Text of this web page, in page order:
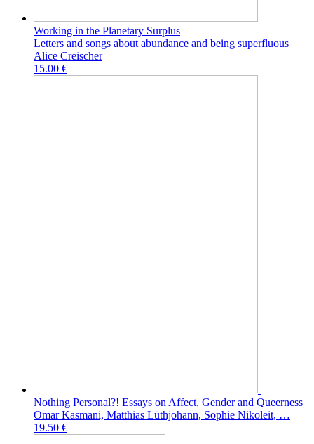
Working in the Planetary Surplus
Letters and songs about abundance and being superfluous
Alice Creischer
15.00 €
Nothing Personal?! Essays on Affect, Gender and Queerness
Omar Kasmani, Matthias Lüthjohann, Sophie Nikoleit, …
19.50 €